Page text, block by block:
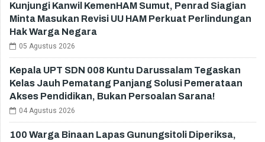
Kunjungi Kanwil KemenHAM Sumut, Penrad Siagian
Minta Masukan Revisi UU HAM Perkuat Perlindungan
Hak Warga Negara
05 Agustus 2026
Kepala UPT SDN 008 Kuntu Darussalam Tegaskan
Kelas Jauh Pematang Panjang Solusi Pemerataan
Akses Pendidikan, Bukan Persoalan Sarana!
04 Agustus 2026
100 Warga Binaan Lapas Gunungsitoli Diperiksa,